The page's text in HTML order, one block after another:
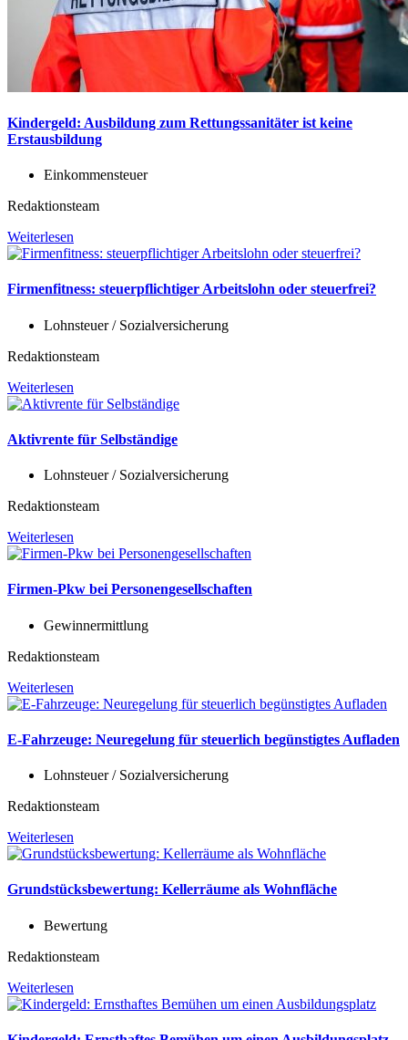
Kindergeld: Ausbildung zum Rettungssanitäter ist keine
Erstausbildung
Einkommensteuer
Redaktionsteam
Weiterlesen
Firmenfitness: steuerpflichtiger Arbeitslohn oder steuerfrei?
Lohnsteuer / Sozialversicherung
Redaktionsteam
Weiterlesen
Aktivrente für Selbständige
Lohnsteuer / Sozialversicherung
Redaktionsteam
Weiterlesen
Firmen-Pkw bei Personengesellschaften
Gewinnermittlung
Redaktionsteam
Weiterlesen
E-Fahrzeuge: Neuregelung für steuerlich begünstigtes Aufladen
Lohnsteuer / Sozialversicherung
Redaktionsteam
Weiterlesen
Grundstücksbewertung: Kellerräume als Wohnfläche
Bewertung
Redaktionsteam
Weiterlesen